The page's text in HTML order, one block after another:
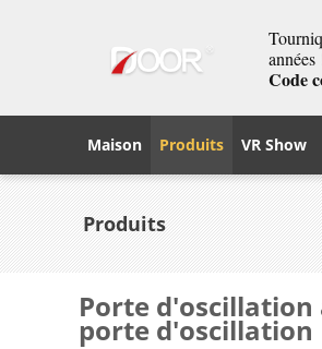
années
Code
Maison Produits VR Show
Produits
Porte d'oscillation
porte d'oscillation